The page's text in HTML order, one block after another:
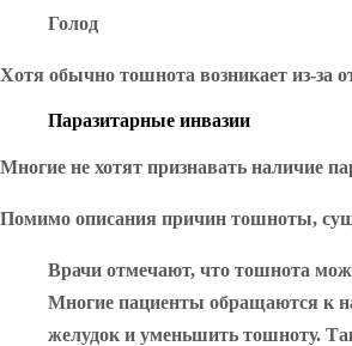
Голод
Хотя обычно тошнота возникает из-за
Паразитарные инвазии
Многие не хотят признавать наличие
Помимо описания причин тошноты,
Врачи отмечают, что тошнота
Многие пациенты обращаются к
желудок и уменьшить тошноту.